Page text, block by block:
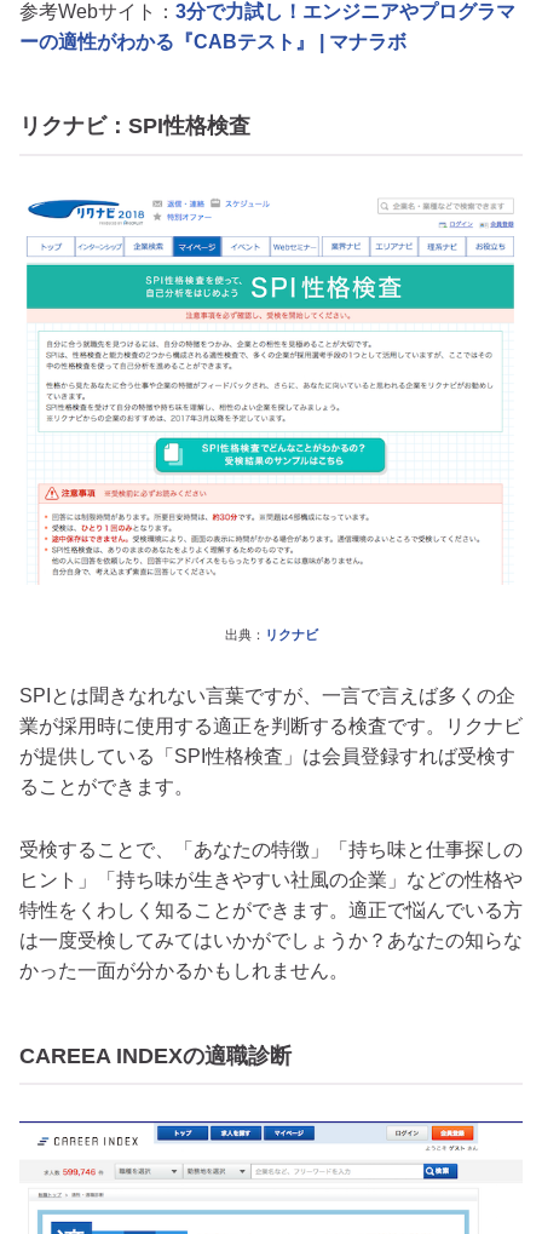
参考Webサイト： 3分で力試し！エンジニアやプログラマ
ーの適性がわかる『CABテスト』 | マナラボ
リクナビ：SPI性格検査
出典： リクナビ
SPIとは聞きなれない言葉ですが、一言で言えば多くの企
業が採用時に使用する適正を判断する検査です。リクナビ
が提供している「SPI性格検査」は会員登録すれば受検す
ることができます。
受検することで、「あなたの特徴」「持ち味と仕事探しの
ヒント」「持ち味が生きやすい社風の企業」などの性格や
特性をくわしく知ることができます。適正で悩んでいる方
は一度受検してみてはいかがでしょうか？あなたの知らな
かった一面が分かるかもしれません。
CAREEA INDEXの適職診断